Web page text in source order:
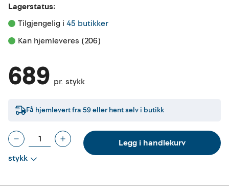
Lagerstatus:
Tilgjengelig i 45 butikker
Kan hjemleveres (206)
689 pr. stykk
Få hjemlevert fra 59eller hent selv i butikk
stykk
Legg i handlekurv